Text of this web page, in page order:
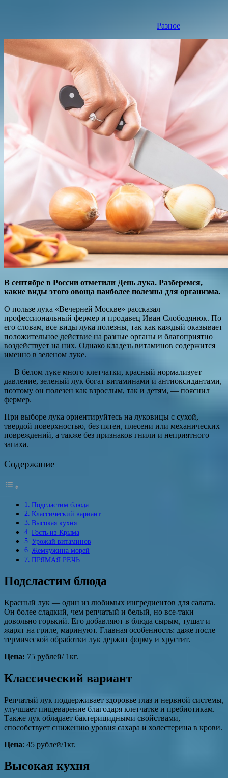
Разное
В сентябре в России отметили День лука. Разберемся,
какие виды этого овоща наиболее полезны для организма.
О пользе лука «Вечерней Москве» рассказал
профессиональный фермер и продавец Иван Слободянюк. По
его словам, все виды лука полезны, так как каждый оказывает
положительное действие на разные органы и благоприятно
воздействует на них. Однако кладезь витаминов содержится
именно в зеленом луке.
— В белом луке много клетчатки, красный нормализует
давление, зеленый лук богат витаминами и антиоксидантами,
поэтому он полезен как взрослым, так и детям, — пояснил
фермер.
При выборе лука ориентируйтесь на луковицы с сухой,
твердой поверхностью, без пятен, плесени или механических
повреждений, а также без признаков гнили и неприятного
запаха.
Содержание
Подсластим блюда
Классический вариант
Высокая кухня
Гость из Крыма
Урожай витаминов
Жемчужина морей
ПРЯМАЯ РЕЧЬ
Подсластим блюда
Красный лук — один из любимых ингредиентов для салата.
Он более сладкий, чем репчатый и белый, но все-таки
довольно горький. Его добавляют в блюда сырым, тушат и
жарят на гриле, маринуют. Главная особенность: даже после
термической обработки лук держит форму и хрустит.
Цена: 75 рублей/ 1кг.
Классический вариант
Репчатый лук поддерживает здоровье глаз и нервной системы,
улучшает пищеварение благодаря клетчатке и пребиотикам.
Также лук обладает бактерицидными свойствами,
способствует снижению уровня сахара и холестерина в крови.
Цена: 45 рублей/1кг.
Высокая кухня